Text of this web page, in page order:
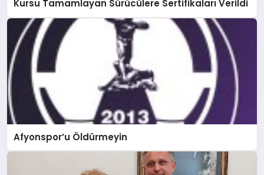
Kursu Tamamlayan Sürücülere Sertifikaları Verildi
Afyonspor’u Öldürmeyin